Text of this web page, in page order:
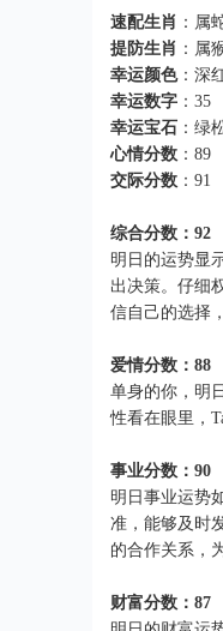
速配生肖 ：属
提防生肖 ：属
幸运颜色：深
幸运数字 ：35
幸运宝石 ：绿
心情分数 ：89
交际分数 ：91
综合分数：92
明日的运势显
出决策。仔细
信自己的选择
爱情分数：88
单身的你，明
性看在眼里，
事业分数：90
明日事业运势
准，能够及时
的合作关系，
财富分数：87